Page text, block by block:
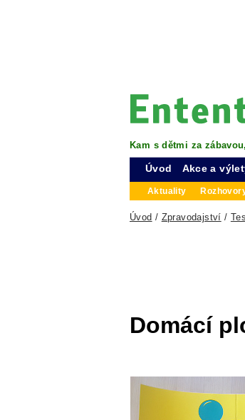
Kam s dětmi za
Úvod Akce a
Aktuality
Úvod / Zpravodajství /
Domácí